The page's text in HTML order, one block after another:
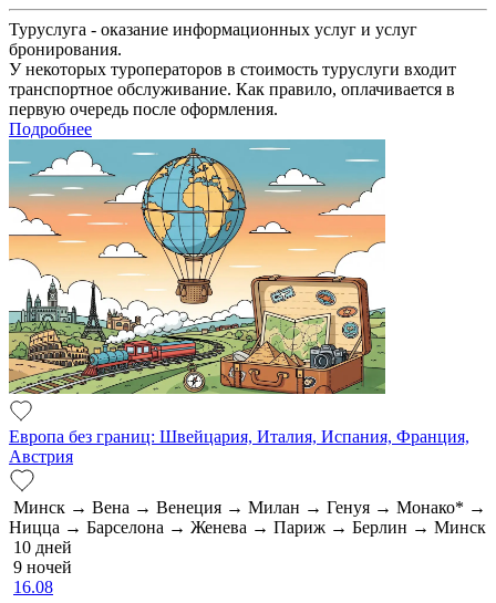
Туруслуга - оказание информационных услуг и услуг
бронирования.
У некоторых туроператоров в стоимость туруслуги входит
транспортное обслуживание. Как правило, оплачивается в
первую очередь после оформления.
Подробнее
Европа без границ: Швейцария, Италия, Испания, Франция,
Австрия
Минск → Вена → Венеция → Милан → Генуя → Монако* →
Ницца → Барселона → Женева → Париж → Берлин → Минск
10 дней
9 ночей
16.08